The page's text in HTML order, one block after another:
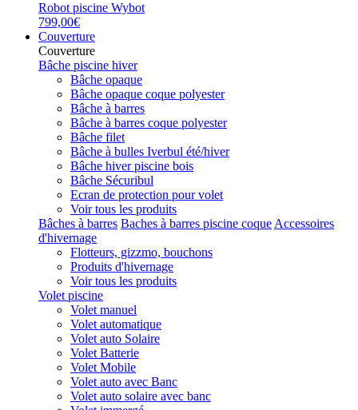
Robot piscine Wybot
799,00€
Couverture
Couverture
Bâche piscine hiver
Bâche opaque
Bâche opaque coque polyester
Bâche à barres
Bâche à barres coque polyester
Bâche filet
Bâche à bulles Iverbul été/hiver
Bâche hiver piscine bois
Bâche Sécuribul
Ecran de protection pour volet
Voir tous les produits
Bâches à barres Baches à barres piscine coque Accessoires
d'hivernage
Flotteurs, gizzmo, bouchons
Produits d'hivernage
Voir tous les produits
Volet piscine
Volet manuel
Volet automatique
Volet auto Solaire
Volet Batterie
Volet Mobile
Volet auto avec Banc
Volet auto solaire avec banc